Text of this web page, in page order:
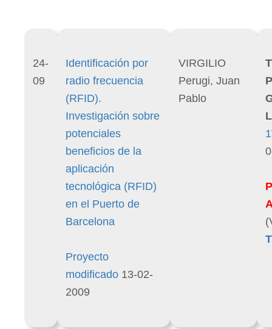
24-
09
Identificación por
radio frecuencia
(RFID).
Investigación sobre
potenciales
beneficios de la
aplicación
tecnológica (RFID)
en el Puerto de
Barcelona
Proyecto
modificado 13-02-
2009
VIRGILIO
Perugi, Juan
Pablo
1